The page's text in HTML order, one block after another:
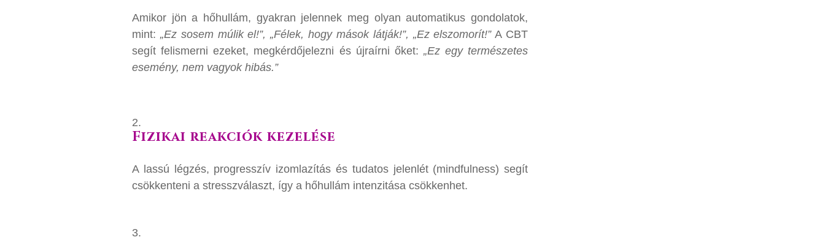
Amikor jön a hőhullám, gyakran jelennek meg olyan automatikus gondolatok,
mint: „Ez sosem múlik el!”, „Félek, hogy mások látják!”, „Ez elszomorít!”A CBT
segít felismerni ezeket, megkérdőjelezni és újraírni őket: „Ez egy természetes
esemény, nem vagyok hibás.”
Fizikai reakciók kezelése
A lassú légzés, progresszív izomlazítás és tudatos jelenlét (mindfulness) segít
csökkenteni a stresszválaszt, így a hőhullám intenzitása csökkenhet.